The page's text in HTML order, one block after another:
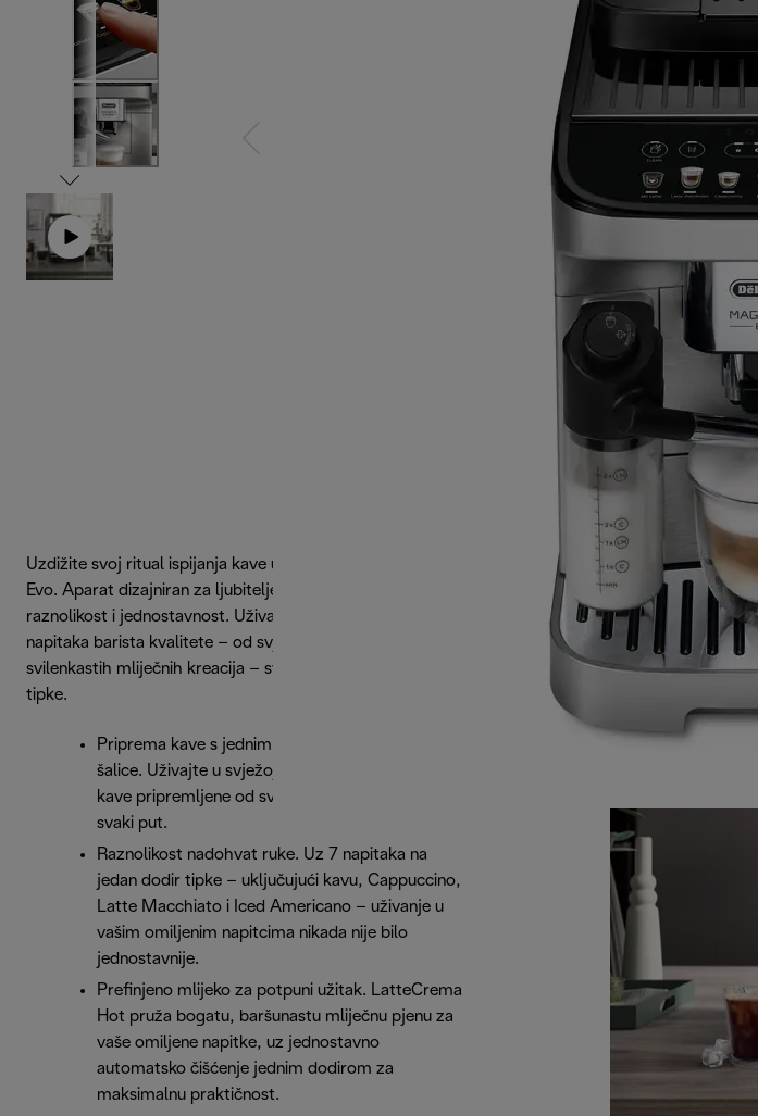
Uzdižite svoj ritual ispijanja kave uz De’Longhi Magnifica
Evo. Aparat dizajniran za ljubitelje kave koji traže
raznolikost i jednostavnost. Uživajte u širokoj paleti
napitaka barista kvalitete – od svježe mljevenih zrna do
svilenkastih mliječnih kreacija – sve s jednim dodirom
tipke.
Priprema kave s jednim dodirom – od zrna do
šalice. Uživajte u svježoj aromi i bogatom okusu
kave pripremljene od svježe mljevenih zrna,
svaki put.
Raznolikost nadohvat ruke. Uz 7 napitaka na
jedan dodir tipke – uključujući kavu, Cappuccino,
Latte Macchiato i Iced Americano – uživanje u
vašim omiljenim napitcima nikada nije bilo
jednostavnije.
Prefinjeno mlijeko za potpuni užitak. LatteCrema
Hot pruža bogatu, baršunastu mliječnu pjenu za
vaše omiljene napitke, uz jednostavno
automatsko čišćenje jednim dodirom za
maksimalnu praktičnost.